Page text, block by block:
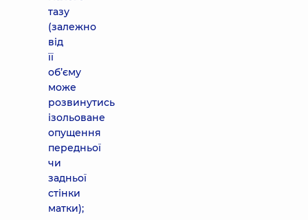
тазу
(залежно
від
її
об’єму
може
розвинутись
ізольоване
опущення
передньої
чи
задньої
стінки
матки);